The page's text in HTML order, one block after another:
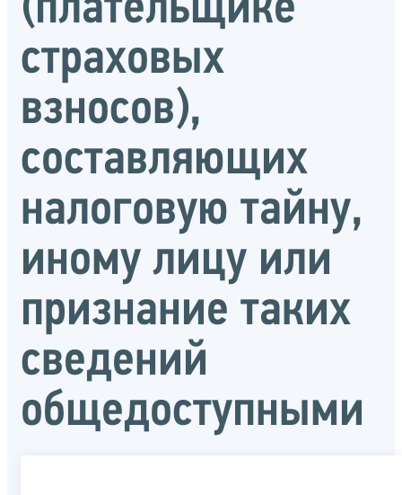
страховых
взносов),
составляющих
налоговую тайну,
иному лицу или
признание таких
сведений
общедоступными